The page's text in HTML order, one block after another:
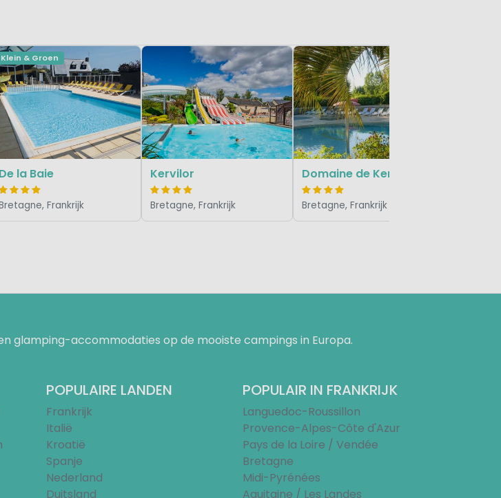
Klein & Groen
De la Baie
Frankrijk
Kervilor
Bretagne, Frankrijk
Domaine de Kermario
Bretagne, Frankrijk
glamping-accommodaties op de mooiste campings in Europa.
POPULAIRE LANDEN
Frankrijk
Italië
Kroatië
Spanje
Nederland
Duitsland
POPULAIR IN FRANKRIJK
Languedoc-Roussillon
Provence-Alpes-Côte d'Azur
Pays de la Loire / Vendée
Bretagne
Midi-Pyrénées
Aquitaine / Les Landes